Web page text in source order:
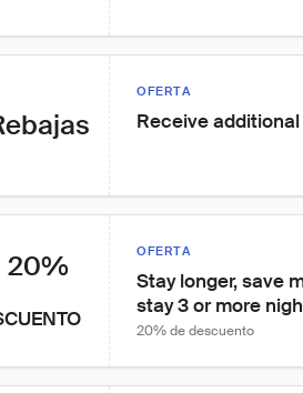
OFERTA
Receive
20% OFERTA
Stay longer, save
stay 3 or more
20% de descuento